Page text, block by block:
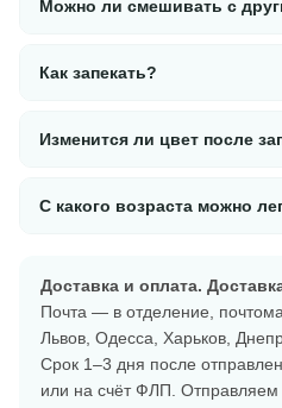
Можно ли смешивать с
Как запекать?
Изменится ли цвет после
С какого возраста можно
Доставка и оплата.
Почта — в отделение,
Львов, Одесса, Харьков,
Срок 1–3 дня после
или на счёт ФЛП. Отправляем